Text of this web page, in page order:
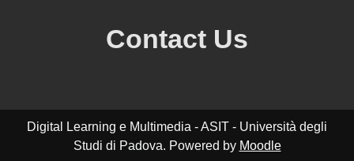
Contact Us
Digital Learning e Multimedia - ASIT - Università degli
Studi di Padova. Powered by Moodle